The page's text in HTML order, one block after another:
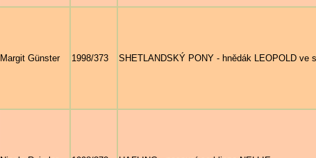
Margit Günster 1998/373 SHETLANDSKÝ PONY - hnědák LEOPOLD ve